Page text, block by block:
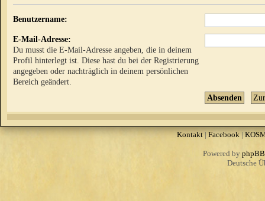
Benutzername:
E-Mail-Adresse:
Du musst die E-Mail-Adresse angeben, die in deinem
Profil hinterlegt ist. Diese hast du bei der Registrierung
angegeben oder nachträglich in deinem persönlichen
Bereich geändert.
Kontakt| Facebook |
Powered by phpBB
Deutsche